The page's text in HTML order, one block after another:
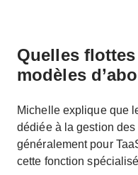
Quelles
modèles
Michelle explique que
dédiée à la gestion
généralement pour
cette fonction